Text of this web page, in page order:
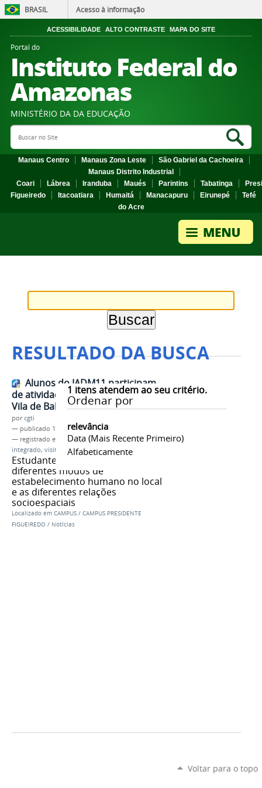
BRASIL Acesso à informação
ACESSIBILIDADE ALTO CONTRASTE MAPA DO SITE
Portal do
Instituto Federal do
Amazonas
MINISTÉRIO DA DA EDUCAÇÃO
Search Site
Manaus Centro Manaus Zona Leste
São Gabriel da Cachoeira
Manaus Distrito Industrial
Coari
Lábrea Iranduba Maués Parintins Tabatinga
Figueiredo
Itacoatiara Humaitá Manacapuru Eirunepé
Tefé
do Acre
RESULTADO DA BUSCA
1 itens atendem ao seu critério.
Ordenar por
relevância
Data (mais Recente Primeiro)
Alfabeticamente
Alunos do IADM11 participam
de atividade técnica de História na
Vila de Balbina
porcgti
— publicado 19/09/2015
— registrado em:
Administração, ensino médio
integrado, visita técnica,Vila de Balbina,
Estudantes relacionaram
diferentes modos de
estabelecimento humano no local
e as diferentes relações
socioespaciais
Localizado em CAMPUS / CAMPUS PRESIDENTE
FIGUEIREDO / Notícias
Voltar para o topo